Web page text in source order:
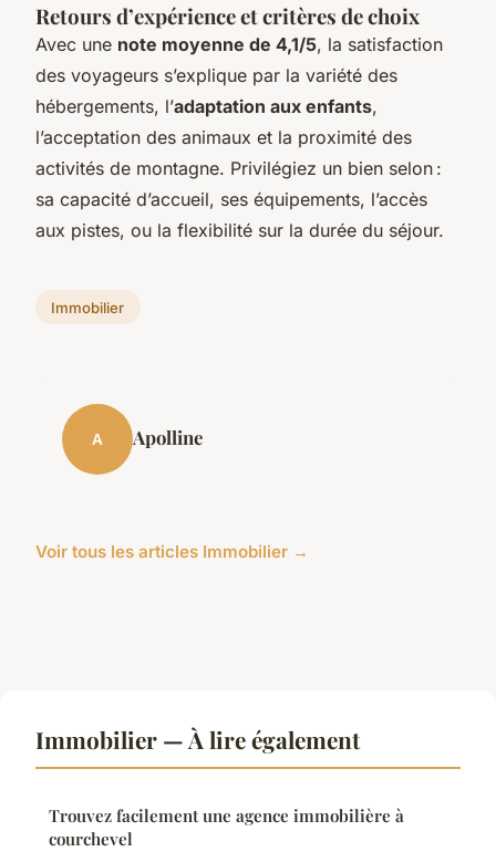
Retours d’expérience et critères de choix
Avec une note moyenne de 4,1/5, la satisfaction
des voyageurs s’explique par la variété des
hébergements, l’adaptation aux enfants,
l’acceptation des animaux et la proximité des
activités de montagne. Privilégiez un bien selon :
sa capacité d’accueil, ses équipements, l’accès
aux pistes, ou la flexibilité sur la durée du séjour.
Immobilier
A Apolline
Voir tous les articles Immobilier →
Immobilier — À lire également
Trouvez facilement une agence immobilière à
courchevel